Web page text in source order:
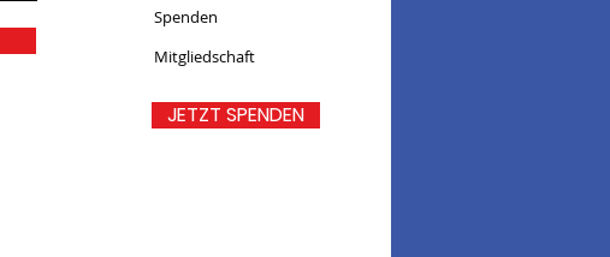
Spenden
Mitgliedschaft
JETZT SPENDEN